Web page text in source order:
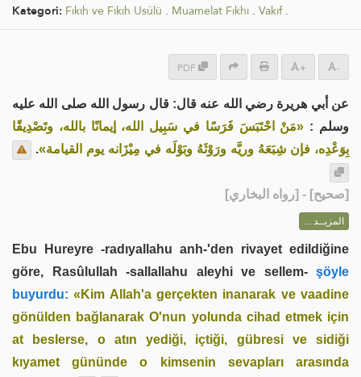
Kategori: Fıkıh ve Fıkıh Usûlü . Muamelat Fıkhı . Vakıf.
PDF + -
عن أبي هريرة رضي الله عنه قال: قال رسول الله صلى الله عليه
وسلم : «مَنْ احْتَبَسَ فَرَسًا في سَبِيل الله، إيمانًا بالله، وتَصْدِيقًا
بِوَعْدِه، فإن شِبَعَهُ وريَّه ورَوْثَهُ وبَوْلَه في مِيْزَانه يوم القيامة».
[صحيح] - [رواه البخاري]
المزيــد ...
Ebu Hureyre -radıyallahu anh-'den rivayet edildiğine
göre, Rasûlullah -sallallahu aleyhi ve sellem-şöyle
buyurdu: «Kim Allah'a gerçekten inanarak ve vaadine
gönülden bağlanarak O'nun yolunda cihad etmek için
at beslerse, o atın yediği, içtiği, gübresi ve sidiği
kıyamet gününde o kimsenin sevapları arasında